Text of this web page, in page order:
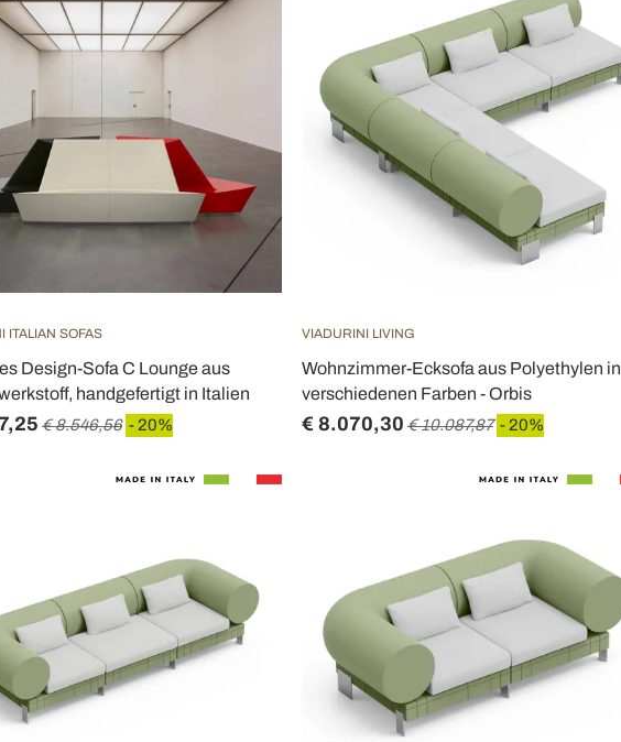
ITALIAN SOFAS
Design-Sofa C Lounge aus
handgefertigt in Italien
€ 8.546,56 - 20%
VIADURINI LIVING
Wohnzimmer-Ecksofa aus Polyethylen in
verschiedenen Farben - Orbis
€ 8.070,30 € 10.087,87 - 20%